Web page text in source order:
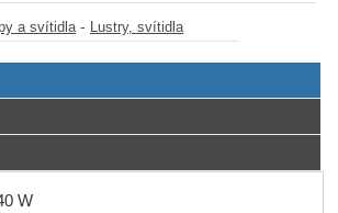
a svítidla - Lustry, svítidla
W